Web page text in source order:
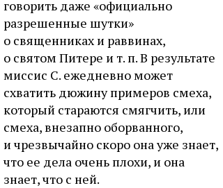
говорить даже «официально
разрешенные шутки»
о священниках и раввинах,
о святом Питере и т. п. В результате
миссис С. ежедневно может
схватить дюжину примеров смеха,
который стараются смягчить, или
смеха, внезапно оборванного,
и чрезвычайно скоро она уже знает,
что ее дела очень плохи, и она
знает, что с ней.